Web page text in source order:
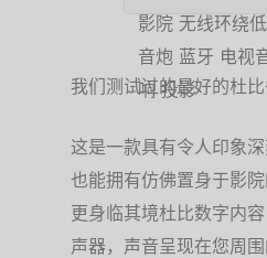
我们测试过的最好的杜
这是一款具有令人印象
也能拥有仿佛置身于影
更身临其境杜比数字内
声器，声音呈现在您周